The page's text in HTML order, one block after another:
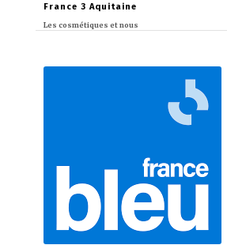
France 3 Aquitaine
Les cosmétiques et nous